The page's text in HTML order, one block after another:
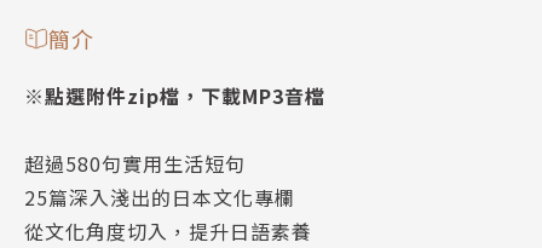
簡介
※點選附件zip檔，下載MP3音檔
超過580句實用生活短句
25篇深入淺出的日本文化專欄
從文化角度切入，提升日語素養